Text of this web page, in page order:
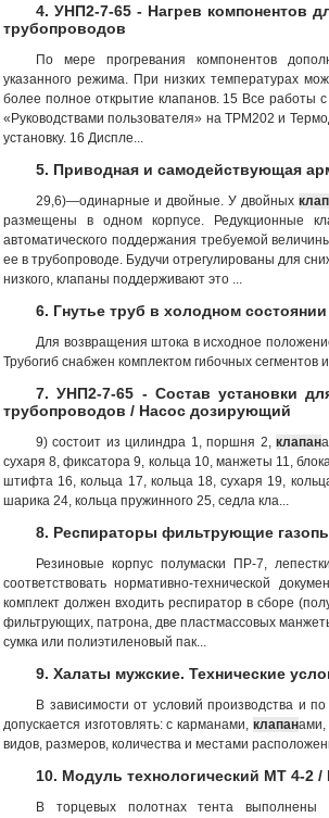
4. УНП2-7-65 - Нагрев компонентов
трубопроводов
По мере прогревания компонентов
указанного режима. При низких температурах
более полное открытие клапанов. 15 Все работы с
«Руководствами пользователя» на ТРМ202 и
установку. 16 Диспле...
5. Приводная и самодействующая
29,6)—одинарные и двойные. У двойных
размещены в одном корпусе. Редукционные
автоматического поддержания требуемой
ее в трубопроводе. Будучи отрегулированы для
низкого, клапаны поддерживают это ...
6. Гнутье труб в холодном состоянии
Для возвращения штока в исходное
Трубогиб снабжен комплектом гибочных сегментов
7. УНП2-7-65 - Состав установки
трубопроводов / Насос дозирующий
9) состоит из цилиндра 1, поршня 2,клапан
сухаря 8, фиксатора 9, кольца 10, манжеты 11,
штифта 16, кольца 17, кольца 18, сухаря 19,
шарика 24, кольца пружинного 25, седла кла...
8. Респираторы фильтрующие
Резиновые корпус полумаски ПР-7,
соответствовать нормативно-технической
комплект должен входить респиратор в сборе
фильтрующих, патрона, две пластмассовых
сумка или полиэтиленовый пак...
9. Халаты мужские. Технические
В зависимости от условий производства и
допускается изготов­лять: с карманами, клапанами,
видов, размеров, количества и местами
10. Модуль технологический МТ 4-2 /
В торцевых полотнах тента выполнены